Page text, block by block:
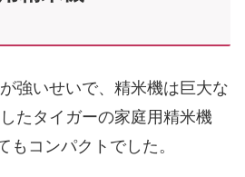
強いせいで、精米機は巨大な
たタイガーの家庭用精米機
もコンパクトでした。